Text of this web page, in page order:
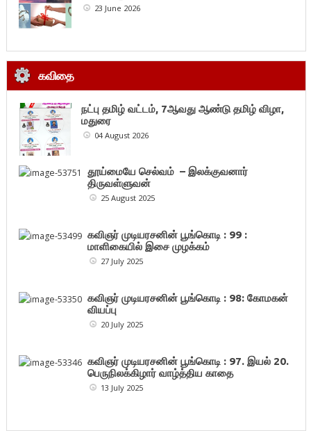
23 June 2026
கவிதை
நட்பு தமிழ் வட்டம், 7ஆவது ஆண்டு தமிழ் விழா,
மதுரை
04 August 2026
தூய்மையே செல்வம் – இலக்குவனார்
திருவள்ளுவன்
25 August 2025
கவிஞர் முடியரசனின் பூங்கொடி : 99 :
மாளிகையில் இசை முழக்கம்
27 July 2025
கவிஞர் முடியரசனின் பூங்கொடி : 98: கோமகன்
வியப்பு
20 July 2025
கவிஞர் முடியரசனின் பூங்கொடி : 97. இயல் 20.
பெருநிலக்கிழார் வாழ்த்திய காதை
13 July 2025